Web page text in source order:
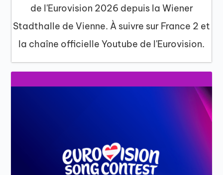
de l'Eurovision 2026 depuis la Wiener
Stadthalle de Vienne. À suivre sur France 2 et
la chaîne officielle Youtube de l'Eurovision.